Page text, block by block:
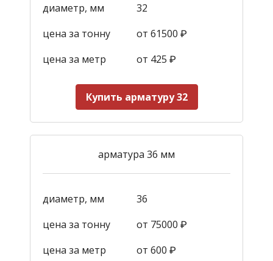
диаметр, мм
32
цена за тонну
от 61500 ₽
цена за метр
от 425 ₽
Купить арматуру 32
арматура 36 мм
диаметр, мм
36
цена за тонну
от 75000 ₽
цена за метр
от 600 ₽